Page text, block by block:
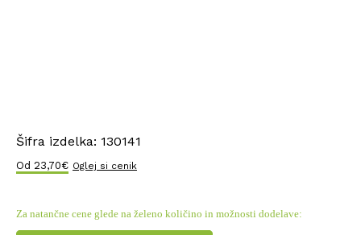
Šifra izdelka: 130141
Od 23,70€ Oglej si cenik
Za natančne cene glede na želeno količino in možnosti dodelave: